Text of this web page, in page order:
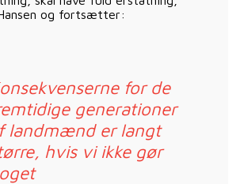
og fortsætter:
for de
generationer
landmænd er langt
hvis vi ikke gør